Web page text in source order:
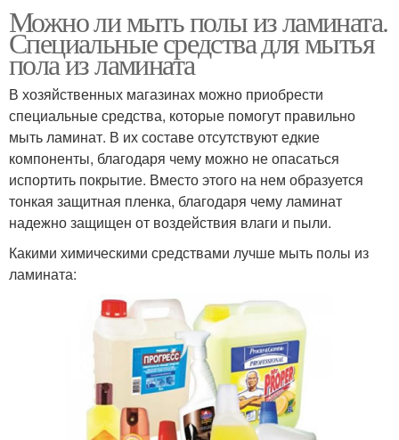
Можно ли мыть полы из ламината.
Специальные средства для мытья
пола из ламината
В хозяйственных магазинах можно приобрести
специальные средства, которые помогут правильно
мыть ламинат. В их составе отсутствуют едкие
компоненты, благодаря чему можно не опасаться
испортить покрытие. Вместо этого на нем образуется
тонкая защитная пленка, благодаря чему ламинат
надежно защищен от воздействия влаги и пыли.
Какими химическими средствами лучше мыть полы из
ламината: